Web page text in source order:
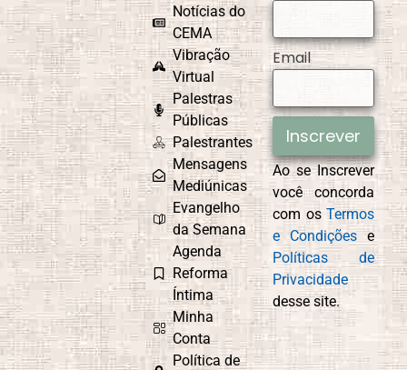
Notícias do
CEMA
Vibração
Virtual
Palestras
Públicas
Palestrantes
Mensagens
Mediúnicas
Evangelho
da Semana
Agenda
Reforma
Íntima
Minha
Conta
Política de
Email
Inscrever
Ao se Inscrever
você concorda
com osTermos
e Condições e
Políticas de
Privacidade
desse site.